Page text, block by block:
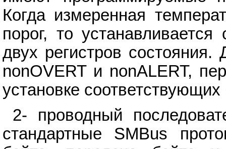
Когда измеренная
порог, то
двух регистров
nonOVERT и nonALERT,
установке соответствующих
2- проводный
стандартные SMBus